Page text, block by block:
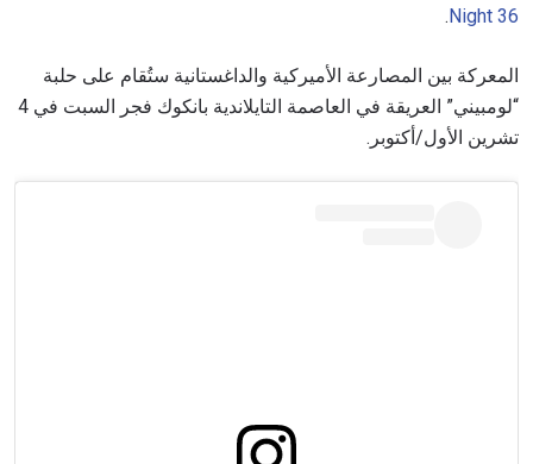
Night 36
.
المعركة بين المصارعة الأميركية والداغستانية ستُقام على حلبة
“لومبيني” العريقة في العاصمة التايلاندية بانكوك فجر السبت في 4
تشرين الأول/أكتوبر.